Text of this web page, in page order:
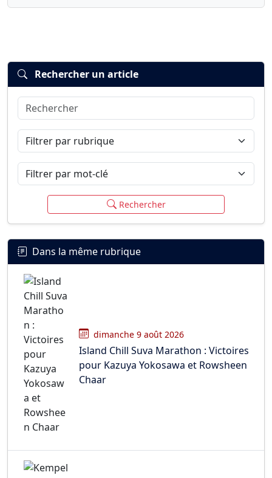
Connexion
Rechercher un article
Rechercher
Filtrer par rubrique
Filtrer par mot-clé
Rechercher
Dans la même rubrique
dimanche 9 août 2026
Island Chill Suva Marathon : Victoires
pour Kazuya Yokosawa et Rowsheen
Chaar